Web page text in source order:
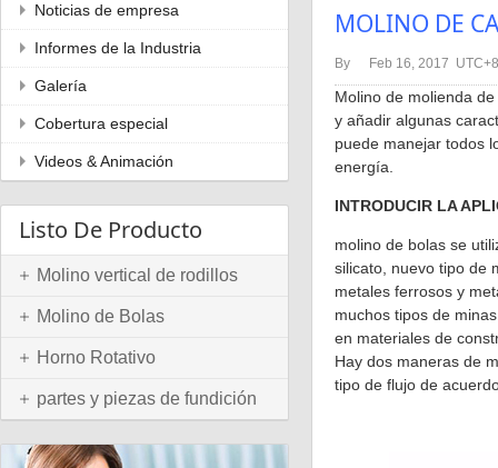
Noticias de empresa
Informes de la Industria
Galería
Cobertura especial
Videos & Animación
Listo De Producto
Molino vertical de rodillos
Molino de Bolas
Horno Rotativo
partes y piezas de fundición
MOLINO DE
By Feb 16, 2017 UTC+8
Molino de molienda
y añadir algunas
puede manejar todos
energía.
INTRODUCIR LA
molino de bolas se
silicato, nuevo tipo de
metales ferrosos y
muchos tipos de
en materiales de
Hay dos maneras de
tipo de flujo de